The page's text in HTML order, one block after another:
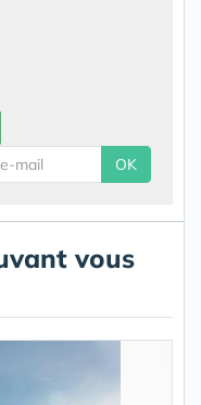
OK
vous